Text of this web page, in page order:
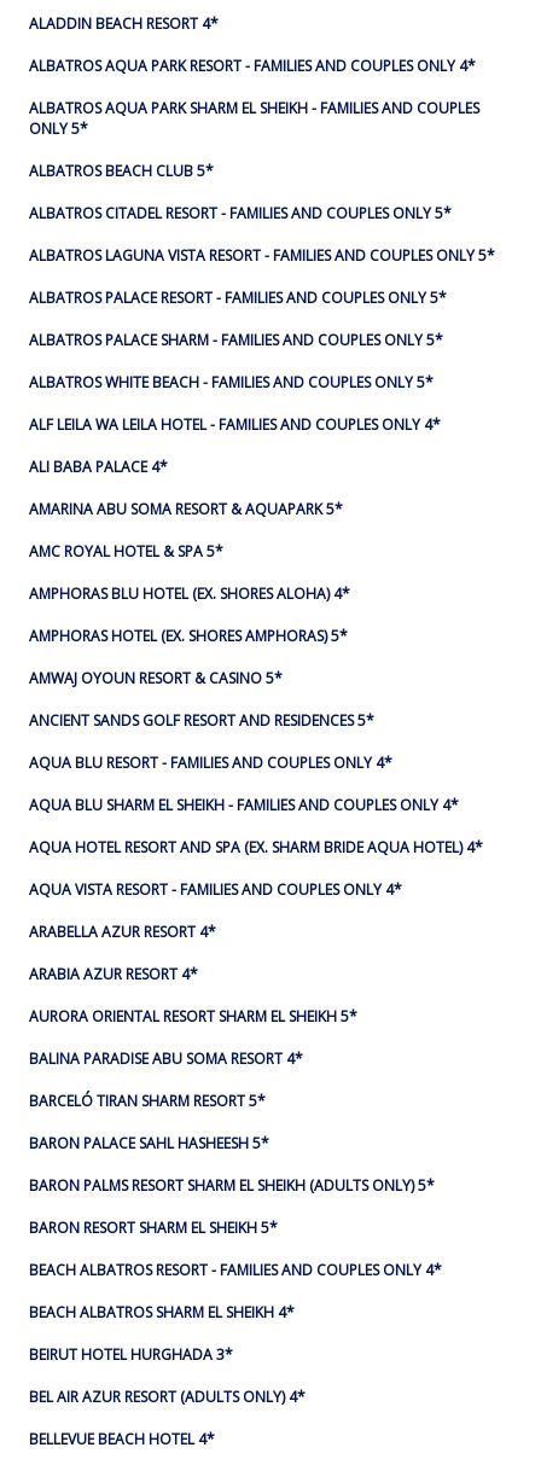
ALADDIN BEACH RESORT 4*
ALBATROS AQUA PARK RESORT - FAMILIES AND COUPLES ONLY 4*
ALBATROS AQUA PARK SHARM EL SHEIKH - FAMILIES AND COUPLES
ONLY 5*
ALBATROS BEACH CLUB 5*
ALBATROS CITADEL RESORT - FAMILIES AND COUPLES ONLY 5*
ALBATROS LAGUNA VISTA RESORT - FAMILIES AND COUPLES ONLY 5*
ALBATROS PALACE RESORT - FAMILIES AND COUPLES ONLY 5*
ALBATROS PALACE SHARM - FAMILIES AND COUPLES ONLY 5*
ALBATROS WHITE BEACH - FAMILIES AND COUPLES ONLY 5*
ALF LEILA WA LEILA HOTEL - FAMILIES AND COUPLES ONLY 4*
ALI BABA PALACE 4*
AMARINA ABU SOMA RESORT & AQUAPARK 5*
AMC ROYAL HOTEL & SPA 5*
AMPHORAS BLU HOTEL (EX. SHORES ALOHA) 4*
AMPHORAS HOTEL (EX. SHORES AMPHORAS) 5*
AMWAJ OYOUN RESORT & CASINO 5*
ANCIENT SANDS GOLF RESORT AND RESIDENCES 5*
AQUA BLU RESORT - FAMILIES AND COUPLES ONLY 4*
AQUA BLU SHARM EL SHEIKH - FAMILIES AND COUPLES ONLY 4*
AQUA HOTEL RESORT AND SPA (EX. SHARM BRIDE AQUA HOTEL) 4*
AQUA VISTA RESORT - FAMILIES AND COUPLES ONLY 4*
ARABELLA AZUR RESORT 4*
ARABIA AZUR RESORT 4*
AURORA ORIENTAL RESORT SHARM EL SHEIKH 5*
BALINA PARADISE ABU SOMA RESORT 4*
BARCELÓ TIRAN SHARM RESORT 5*
BARON PALACE SAHL HASHEESH 5*
BARON PALMS RESORT SHARM EL SHEIKH (ADULTS ONLY) 5*
BARON RESORT SHARM EL SHEIKH 5*
BEACH ALBATROS RESORT - FAMILIES AND COUPLES ONLY 4*
BEACH ALBATROS SHARM EL SHEIKH 4*
BEIRUT HOTEL HURGHADA 3*
BEL AIR AZUR RESORT (ADULTS ONLY) 4*
BELLEVUE BEACH HOTEL 4*